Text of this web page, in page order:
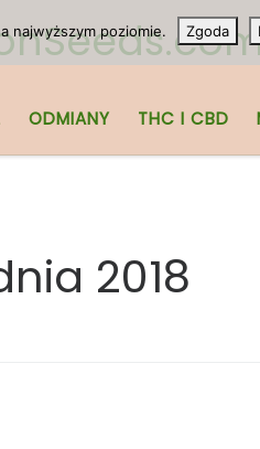
ODMIANY THC I CBD
2018
najwyższym poziomie. Zgoda